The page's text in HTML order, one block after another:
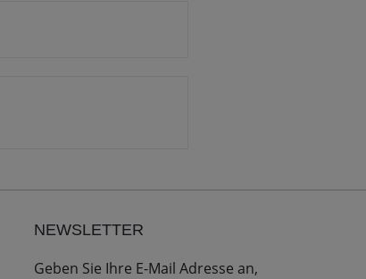
NEWSLETTER
Geben Sie Ihre E-Mail Adresse an,